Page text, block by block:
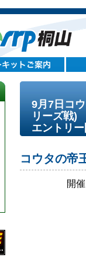
9月7日コ
リーズ戦)
エントリ
コウタの帝
開